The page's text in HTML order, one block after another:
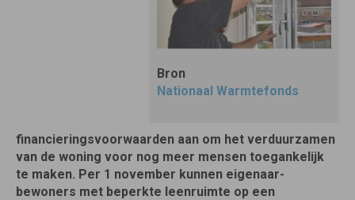
Bron
Nationaal Warmtefonds
financieringsvoorwaarden aan om het verduurzamen
van de woning voor nog meer mensen toegankelijk
te maken. Per 1 november kunnen eigenaar-
bewoners met beperkte leenruimte op een